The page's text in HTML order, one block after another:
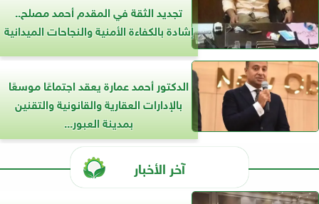
تجديد الثقة في المقدم أحمد مصلح..
إشادة بالكفاءة الأمنية والنجاحات الميدانية
الدكتور أحمد عمارة يعقد اجتماعًا موسعًا
بالإدارات العقارية والقانونية والتقنين
بمدينة العبور...
آخر الأخبار